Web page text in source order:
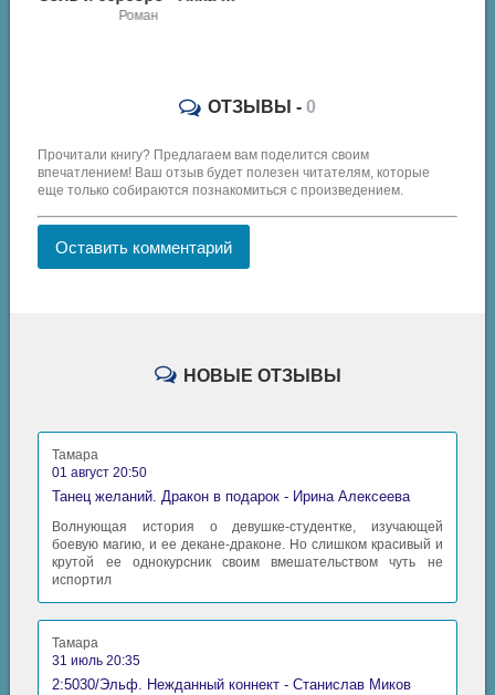
Роман
ОТЗЫВЫ - 0
Прочитали книгу? Предлагаем вам поделится своим
впечатлением! Ваш отзыв будет полезен читателям, которые
еще только собираются познакомиться с произведением.
Оставить комментарий
НОВЫЕ ОТЗЫВЫ
Тамара
01 август 20:50
Танец желаний. Дракон в подарок - Ирина Алексеева
Волнующая история о девушке-студентке, изучающей
боевую магию, и ее декане-драконе. Но слишком красивый и
крутой ее однокурсник своим вмешательством чуть не
испортил
Тамара
31 июль 20:35
2:5030/Эльф. Нежданный коннект - Станислав Миков